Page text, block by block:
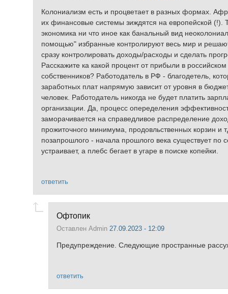
Колониализм есть и процветает в разных формах.
их финансовые системы зиждятся на европейской (!).
экономика ни что иное как банальный вид
помощью" избранные контролируют весь мир и
сразу контролировать доходы/расходы и сделать
Расскажите ка какой процент от прибыли в
собственников? Работодатель в РФ - благодетель,
заработных плат напрямую зависит от уровня в
человек. Работодатель никогда не будет платить
организации. Да, процесс опеределения
заморачивается на справедливое распределение
прожиточного минимума, продовльственных корзин и
позапрошлого - начала прошлого века существует по
устраивает, а плебс бегает в угаре в поиске копейки.
ответить
Офтопик
Оставлен Admin 27.09.2023 - 12:09
Предупреждение. Следующие пространные
ответить